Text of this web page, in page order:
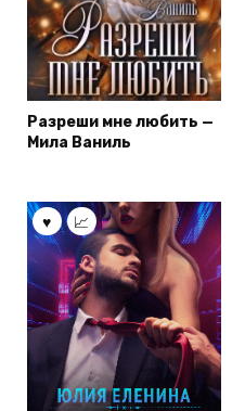
Разреши мне любить —
Мила Ваниль